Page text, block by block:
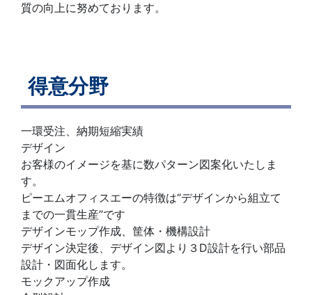
質の向上に努めております。
得意分野
一環受注、納期短縮実績
デザイン
お客様のイメージを基に数パターン図案化いたしま
す。
ピーエムオフィスエーの特徴は“デザインから組立て
までの一貫生産”です
デザインモップ作成、筐体・機構設計
デザイン決定後、デザイン図より３D設計を行い部品
設計・図面化します。
モックアップ作成